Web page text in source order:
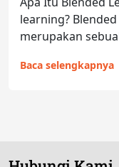
learning?
merupakan
Baca selengkapnya